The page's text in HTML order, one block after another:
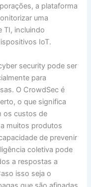
a plataforma
uma
TI, incluindo
IoT.
security pode ser
para
O CrowdSec é
o que significa
os custos de
muitos produtos
de prevenir
coletiva pode
a respostas a
isso seja o